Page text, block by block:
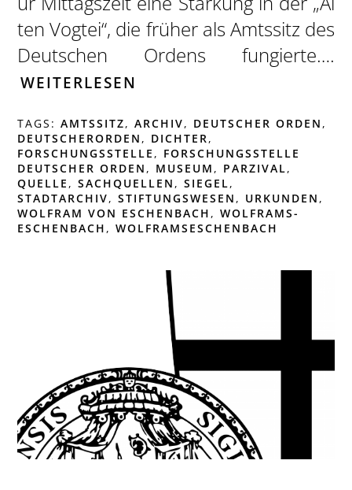
ten Vogtei“, die früher als Amtssitz des
Deutschen Ordens fungierte….
WEITERLESEN
TAGS:AMTSSITZ,ARCHIV, DEUTSCHER ORDEN ,
DEUTSCHERORDEN , DICHTER,
FORSCHUNGSSTELLE , FORSCHUNGSSTELLE
DEUTSCHER ORDEN , MUSEUM , PARZIVAL,
QUELLE ,SACHQUELLEN ,SIEGEL,
STADTARCHIV,STIFTUNGSWESEN , URKUNDEN ,
WOLFRAM VON ESCHENBACH ,WOLFRAMS-
ESCHENBACH ,WOLFRAMSESCHENBACH